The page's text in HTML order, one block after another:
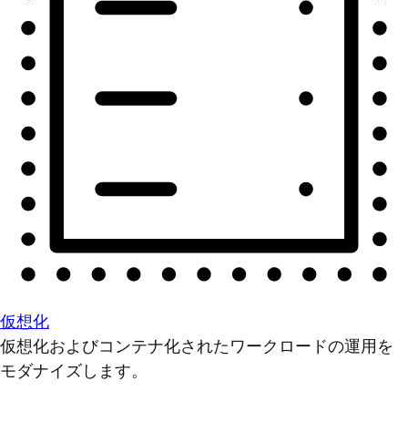
仮想化
仮想化およびコンテナ化されたワークロードの運用を
モダナイズします。